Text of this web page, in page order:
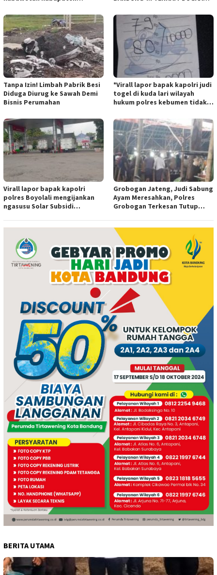
28 mei 2025
BANDUNG”.
Tanpa Izin! Limbah Pabrik Besi
Diduga Diurug ke Sawah Demi
Bisnis Perumahan
*Virall lapor bapak kapolri judi
togel di kuda lari wilayah
hukum polres kebumen tidak
Virall lapor bapak kapolri
polres Boyolali mengijankan
ngasusu Solar Subsidi
Grobogan Jateng, Judi Sabung
Ayam Meresahkan, Polres
Grobogan Terkesan Tutup
BERITA UTAMA